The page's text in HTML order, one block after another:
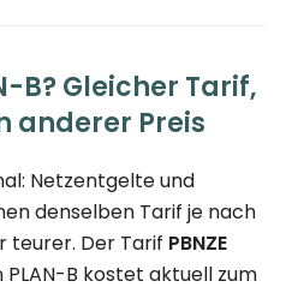
B? Gleicher Tarif,
anderer Preis
Netzentgelte und
denselben Tarif je nach
teurer. Der Tarif PBNZE
B kostet aktuell zum